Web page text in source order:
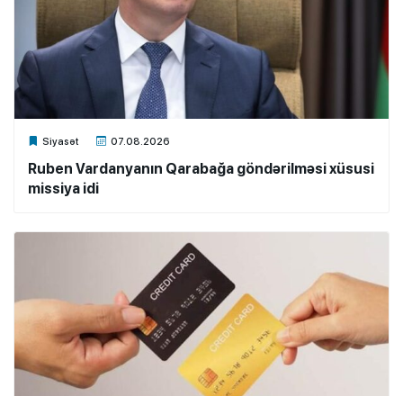
Siyasət 07.08.2026
Xalq.Online
Ruben Vardanyanın Qarabağa göndərilməsi xüsusi
missiya idi